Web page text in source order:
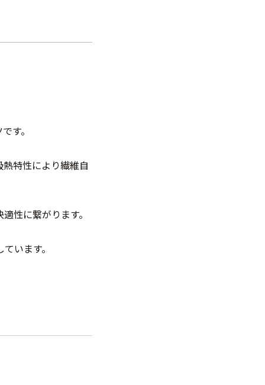
す。
特性により繊維自
性に繋がります。
います。